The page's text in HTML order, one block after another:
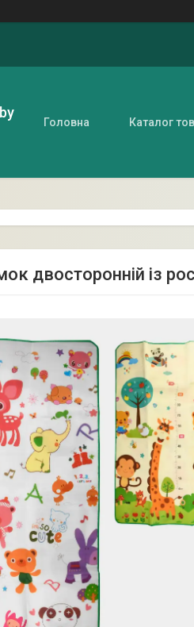
Головна Каталог
двосторонній із